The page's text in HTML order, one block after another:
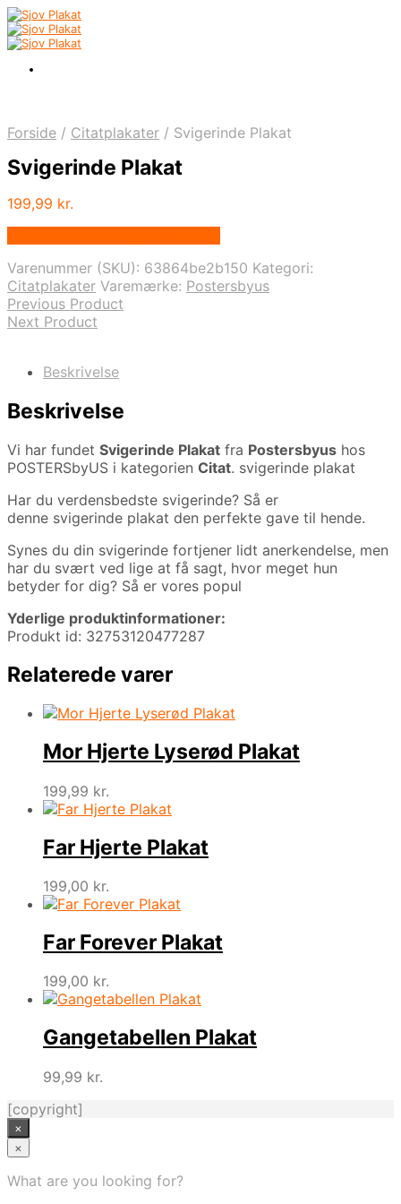
Forside / Citatplakater / Svigerinde Plakat
Svigerinde Plakat
199,99 kr.
Varenummer (SKU): 63864be2b150 Kategori:
Citatplakater Varemærke: Postersbyus
Previous Product
Next Product
Beskrivelse
Beskrivelse
Vi har fundet Svigerinde Plakat fra Postersbyus hos
POSTERSbyUS i kategorien Citat. svigerinde plakat
Har du verdensbedste svigerinde? Så er
denne svigerinde plakat den perfekte gave til hende.
Synes du din svigerinde fortjener lidt anerkendelse, men
har du svært ved lige at få sagt, hvor meget hun
betyder for dig? Så er vores popul
Yderlige produktinformationer:
Produkt id: 32753120477287
Relaterede varer
Mor Hjerte Lyserød Plakat
199,99 kr.
Far Hjerte Plakat
199,00 kr.
Far Forever Plakat
199,00 kr.
Gangetabellen Plakat
99,99 kr.
[copyright]
×
×
What are you looking for?